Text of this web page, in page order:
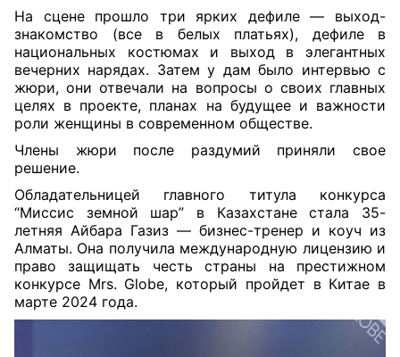
На сцене прошло три ярких дефиле — выход-
знакомство (все в белых платьях), дефиле в
национальных костюмах и выход в элегантных
вечерних нарядах. Затем у дам было интервью с
жюри, они отвечали на вопросы о своих главных
целях в проекте, планах на будущее и важности
роли женщины в современном обществе.
Члены жюри после раздумий приняли свое
решение.
Обладательницей главного титула конкурса
“Миссис земной шар” в Казахстане стала 35-
летняя Айбара Газиз — бизнес-тренер и коуч из
Алматы. Она получила международную лицензию и
право защищать честь страны на престижном
конкурсе Mrs. Globe, который пройдет в Китае в
марте 2024 года.